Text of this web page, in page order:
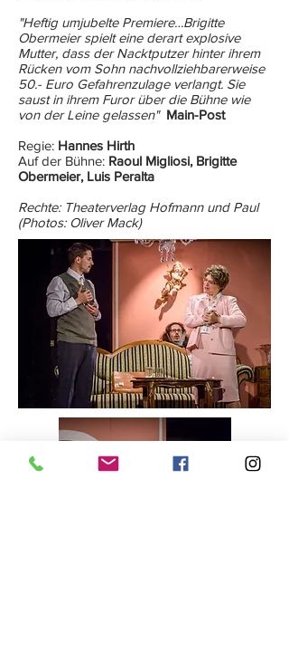
"Heftig umjubelte Premiere…Brigitte
Obermeier spielt eine derart explosive
Mutter, dass der Nacktputzer hinter ihrem
Rücken vom Sohn nachvollziehbarerweise
50.- Euro Gefahrenzulage verlangt. Sie
saust in ihrem Furor über die Bühne wie
von der Leine gelassen" Main-Post
Regie: Hannes Hirth
Auf der Bühne: Raoul Migliosi, Brigitte
Obermeier, Luis Peralta
Rechte: Theaterverlag Hofmann und Paul
(Photos: Oliver Mack)